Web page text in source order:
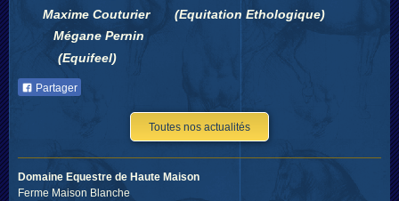
Maxime Couturier (Equitation Ethologique)
Mégane Pernin
(Equifeel)
Partager
Toutes nos actualités
Domaine Equestre de Haute Maison
Ferme Maison Blanche